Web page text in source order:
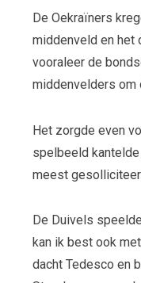
De Oekraïners
middenveld en het
vooraleer de
middenvelders om
Het zorgde even
spelbeeld
meest
De Duivels
kan ik best ook
dacht Tedesco en